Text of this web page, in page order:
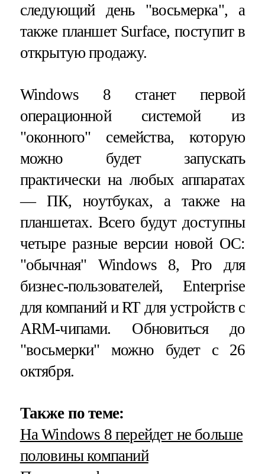
следующий день "восьмерка", а
также планшет Surface, поступит в
открытую продажу.
Windows 8 станет первой
операционной системой из
"оконного" семейства, которую
можно будет запускать
практически на любых аппаратах
— ПК, ноутбуках, а также на
планшетах. Всего будут доступны
четыре разные версии новой ОС:
"обычная" Windows 8, Pro для
бизнес-пользователей, Enterprise
для компаний и RT для устройств с
ARM-чипами. Обновиться до
"восьмерки" можно будет c 26
октября.
Также по теме:
На Windows 8 перейдет не больше
половины компаний